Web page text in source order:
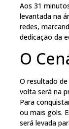
Aos 31
levantada na
redes,
dedicação da
O
O resultado
volta será na
Para
ou mais gols.
será levada